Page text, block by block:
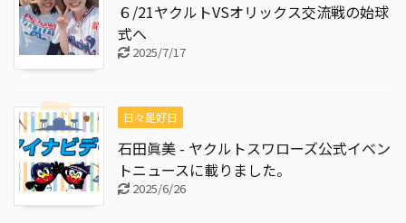
６/21ヤクルトVSオリックス交流戦の始球
式へ
2025/7/17
日々是好日
石田眞美 - ヤクルトスワローズ公式イベン
トニュースに載りました。
2025/6/26